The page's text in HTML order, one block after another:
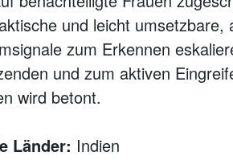
und leicht
zum Erkennen
und zum aktiven
wird betont.
Länder: Indien